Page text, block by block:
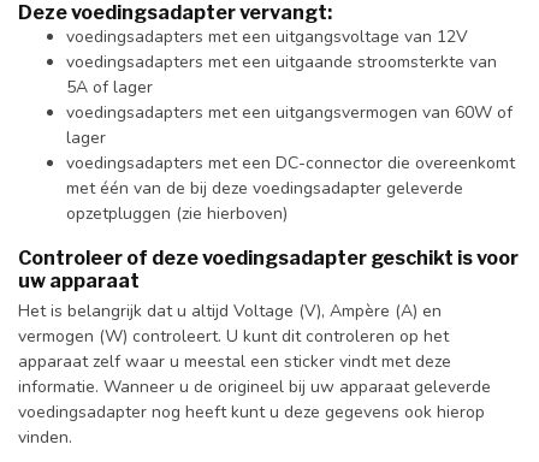
Deze voedingsadapter vervangt:
voedingsadapters met een uitgangsvoltage van 12V
voedingsadapters met een uitgaande stroomsterkte van
5A of lager
voedingsadapters met een uitgangsvermogen van 60W of
lager
voedingsadapters met een DC-connector die overeenkomt
met één van de bij deze voedingsadapter geleverde
opzetpluggen (zie hierboven)
Controleer of deze voedingsadapter geschikt is voor
uw apparaat
Het is belangrijk dat u altijd Voltage (V), Ampère (A) en
vermogen (W) controleert. U kunt dit controleren op het
apparaat zelf waar u meestal een sticker vindt met deze
informatie. Wanneer u de origineel bij uw apparaat geleverde
voedingsadapter nog heeft kunt u deze gegevens ook hierop
vinden.